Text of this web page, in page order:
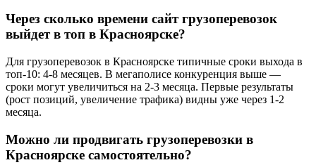
Через сколько времени сайт грузоперевозок
выйдет в топ в Красноярске?
Для грузоперевозок в Красноярске типичные сроки выхода в
топ-10: 4-8 месяцев. В мегаполисе конкуренция выше —
сроки могут увеличиться на 2-3 месяца. Первые результаты
(рост позиций, увеличение трафика) видны уже через 1-2
месяца.
Можно ли продвигать грузоперевозки в
Красноярске самостоятельно?